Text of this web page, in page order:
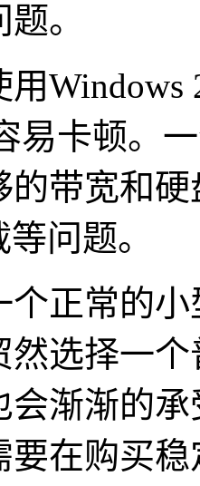
。
易卡顿。
的带宽和
问题。
常的小
然选择一
会渐渐的
要在购买